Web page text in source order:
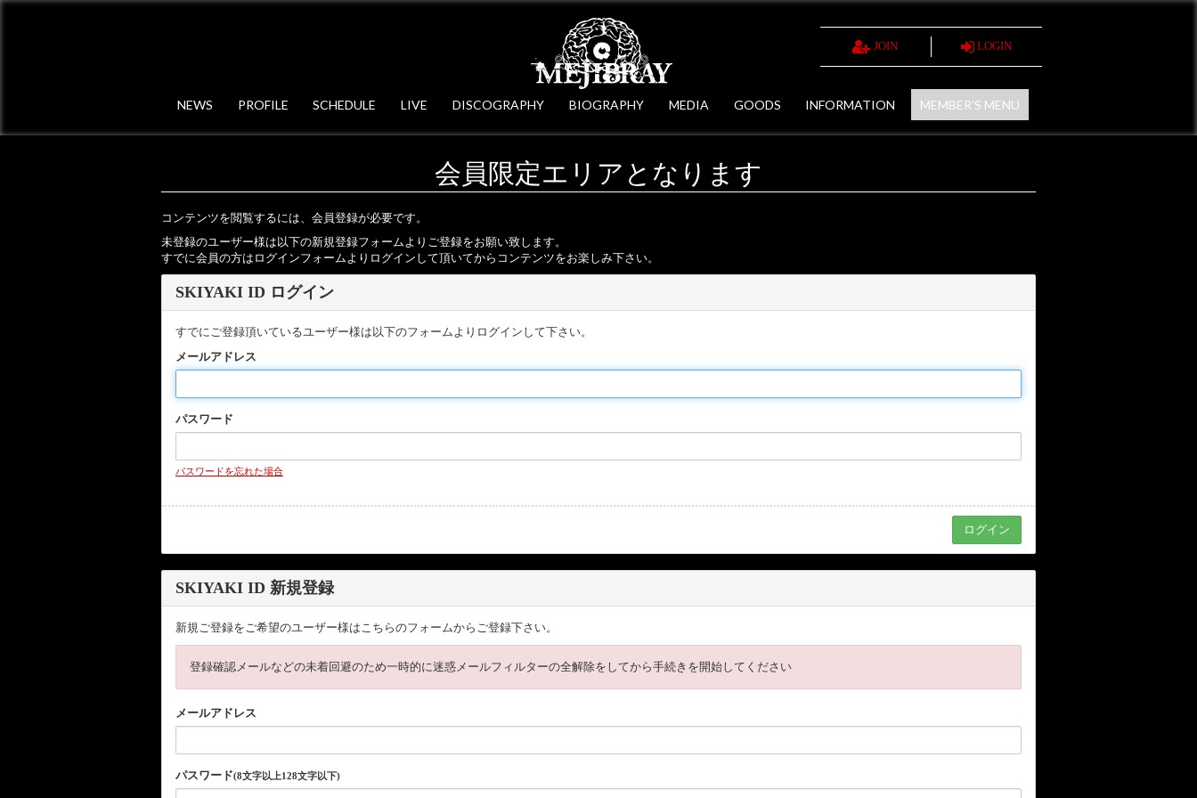
JOIN LOGIN
NEWS PROFILE SCHEDULE LIVE DISCOGRAPHY BIOGRAPHY MEDIA GOODS INFORMATION MEMBER'S MENU
会員限定エリアとなります
コンテンツを閲覧するには、会員登録が必要です。
未登録のユーザー様は以下の新規登録フォームよりご登録をお願い致します。
すでに会員の方はログインフォームよりログインして頂いてからコンテンツをお楽しみ下さい。
SKIYAKI ID ログイン
すでにご登録頂いているユーザー様は以下のフォームよりログインして下さい。
メールアドレス
パスワード
パスワードを忘れた場合
SKIYAKI ID 新規登録
新規ご登録をご希望のユーザー様はこちらのフォームからご登録下さい。
登録確認メールなどの未着回避のため一時的に迷惑メールフィルターの全解除をしてから手続きを開始してください
メールアドレス
パスワード(8文字以上128文字以下)